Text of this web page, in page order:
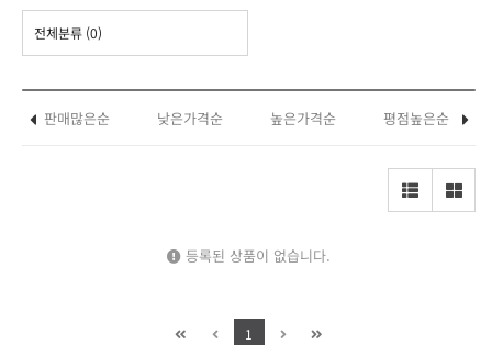
전체분류 (0)
판매많은순 낮은가격순 높은가격순 평점높은순
등록된 상품이 없습니다.
1